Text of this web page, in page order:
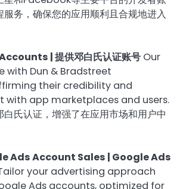
务，确保您的应用顺利且合规地进入
| 提供邓白氏认证账号 Our
with Dun & Bradstreet
their credibility and
with app marketplaces and users.
氏认证，增强了在应用市场和用户中
Ads Account Sales | Google Ads
your advertising approach
Ads accounts, optimized for